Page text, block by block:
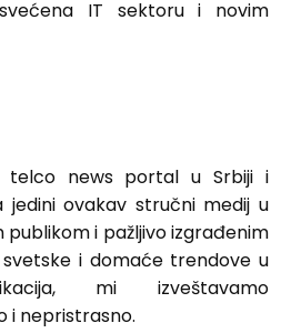
IT sektoru i novim
telco news portal u Srbiji i
jedini ovakav stručni medij u
publikom i pažljivo izgrađenim
i domaće trendove u
mi izveštavamo
i nepristrasno.